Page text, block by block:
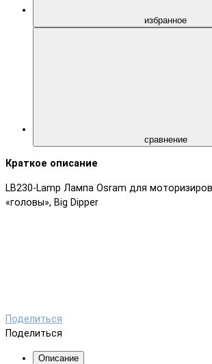
избранное
сравнение
Краткое описание
LB230-Lamp Лампа Osram для
«головы», Big Dipper
Поделиться
Поделиться
Описание